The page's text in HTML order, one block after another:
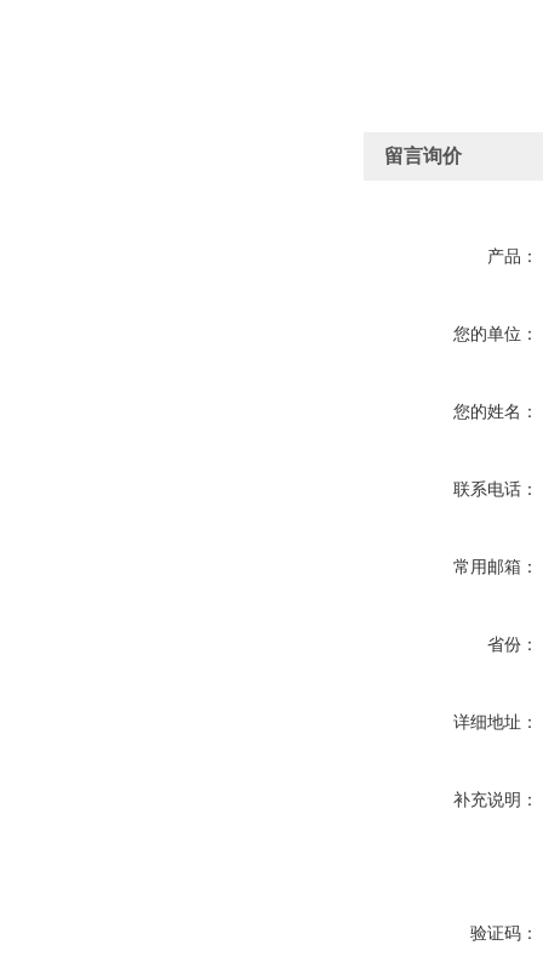
留言询价
产品：
您的单位：
您的姓名：
联系电话：
常用邮箱：
省份：
详细地址：
补充说明：
验证码：